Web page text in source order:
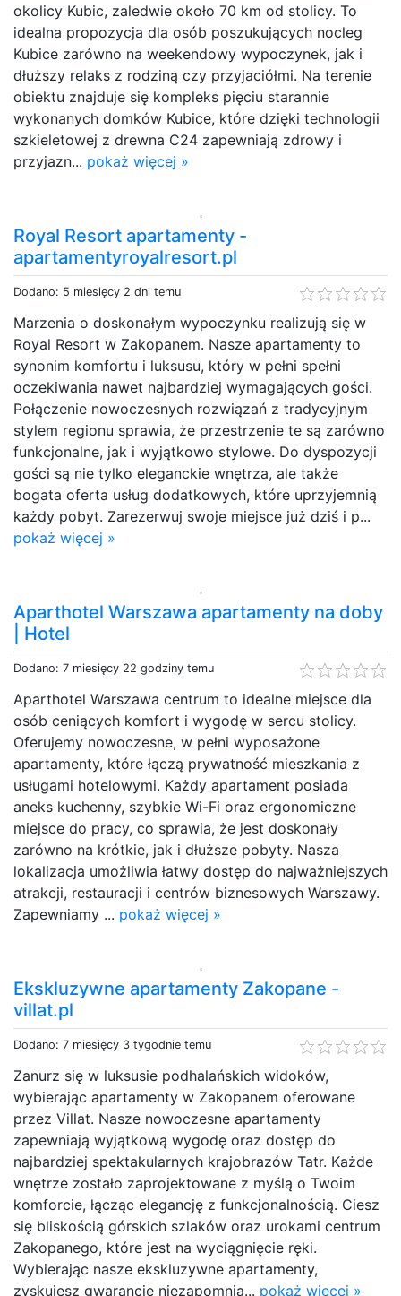
okolicy Kubic, zaledwie około 70 km od stolicy. To
idealna propozycja dla osób poszukujących nocleg
Kubice zarówno na weekendowy wypoczynek, jak i
dłuższy relaks z rodziną czy przyjaciółmi. Na terenie
obiektu znajduje się kompleks pięciu starannie
wykonanych domków Kubice, które dzięki technologii
szkieletowej z drewna C24 zapewniają zdrowy i
przyjazn... pokaż więcej »
Royal Resort apartamenty -
apartamentyroyalresort.pl
Dodano: 5 miesięcy 2 dni temu
Marzenia o doskonałym wypoczynku realizują się w
Royal Resort w Zakopanem. Nasze apartamenty to
synonim komfortu i luksusu, który w pełni spełni
oczekiwania nawet najbardziej wymagających gości.
Połączenie nowoczesnych rozwiązań z tradycyjnym
stylem regionu sprawia, że przestrzenie te są zarówno
funkcjonalne, jak i wyjątkowo stylowe. Do dyspozycji
gości są nie tylko eleganckie wnętrza, ale także
bogata oferta usług dodatkowych, które uprzyjemnią
każdy pobyt. Zarezerwuj swoje miejsce już dziś i p...
pokaż więcej »
Aparthotel Warszawa apartamenty na doby
| Hotel
Dodano: 7 miesięcy 22 godziny temu
Aparthotel Warszawa centrum to idealne miejsce dla
osób ceniących komfort i wygodę w sercu stolicy.
Oferujemy nowoczesne, w pełni wyposażone
apartamenty, które łączą prywatność mieszkania z
usługami hotelowymi. Każdy apartament posiada
aneks kuchenny, szybkie Wi-Fi oraz ergonomiczne
miejsce do pracy, co sprawia, że jest doskonały
zarówno na krótkie, jak i dłuższe pobyty. Nasza
lokalizacja umożliwia łatwy dostęp do najważniejszych
atrakcji, restauracji i centrów biznesowych Warszawy.
Zapewniamy ... pokaż więcej »
Ekskluzywne apartamenty Zakopane -
villat.pl
Dodano: 7 miesięcy 3 tygodnie temu
Zanurz się w luksusie podhalańskich widoków,
wybierając apartamenty w Zakopanem oferowane
przez Villat. Nasze nowoczesne apartamenty
zapewniają wyjątkową wygodę oraz dostęp do
najbardziej spektakularnych krajobrazów Tatr. Każde
wnętrze zostało zaprojektowane z myślą o Twoim
komforcie, łącząc elegancję z funkcjonalnością. Ciesz
się bliskością górskich szlaków oraz urokami centrum
Zakopanego, które jest na wyciągnięcie ręki.
Wybierając nasze ekskluzywne apartamenty,
zyskujesz gwarancję niezapomnia... pokaż więcej »